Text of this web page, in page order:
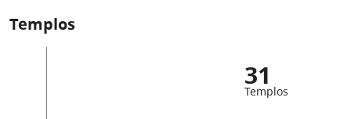
Templos
31
Templos